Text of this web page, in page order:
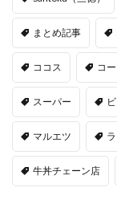
まとめ記事
ココス コ
スーパー
マルエツ
牛丼チェーン店